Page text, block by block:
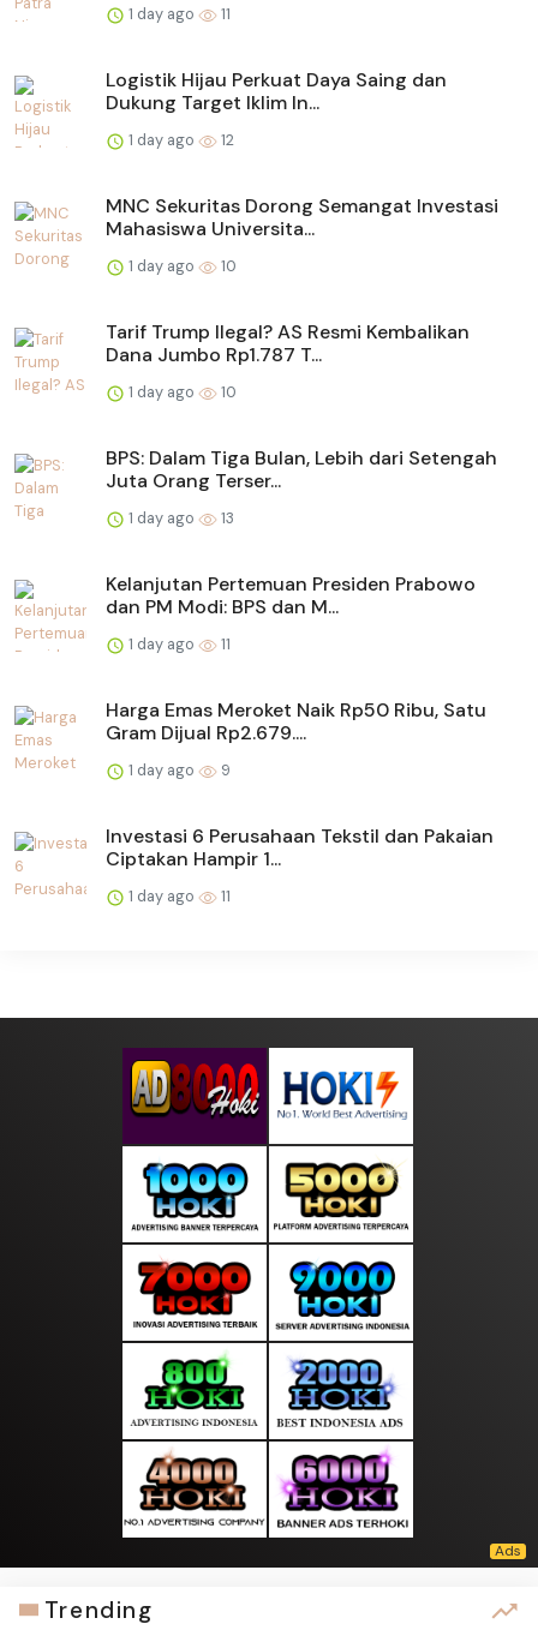
1 day ago 11
Logistik Hijau Perkuat Daya Saing dan
Dukung Target Iklim In...
1 day ago 12
MNC Sekuritas Dorong Semangat Investasi
Mahasiswa Universita...
1 day ago 10
Tarif Trump Ilegal? AS Resmi Kembalikan
Dana Jumbo Rp1.787 T...
1 day ago 10
BPS: Dalam Tiga Bulan, Lebih dari Setengah
Juta Orang Terser...
1 day ago 13
Kelanjutan Pertemuan Presiden Prabowo
dan PM Modi: BPS dan M...
1 day ago 11
Harga Emas Meroket Naik Rp50 Ribu, Satu
Gram Dijual Rp2.679....
1 day ago 9
Investasi 6 Perusahaan Tekstil dan Pakaian
Ciptakan Hampir 1...
1 day ago 11
Trending